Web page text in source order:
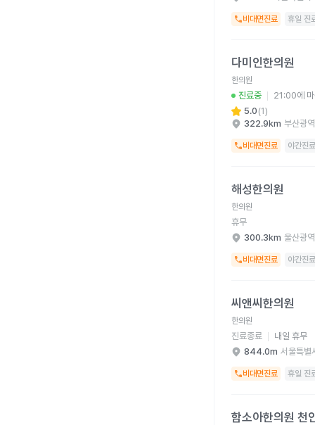
비대면진료 휴일 진
다미인한의원
한의원
진료중
21:00에
5.0 (1)
322.9km 부산광
비대면진료 야간진료
해성한의원
한의원
휴무
300.3km 울산광
비대면진료 야간진료
씨앤씨한의원
한의원
진료종료
내일 휴무
844.0m 서울특별
비대면진료 휴일 진
함소아한의원 천